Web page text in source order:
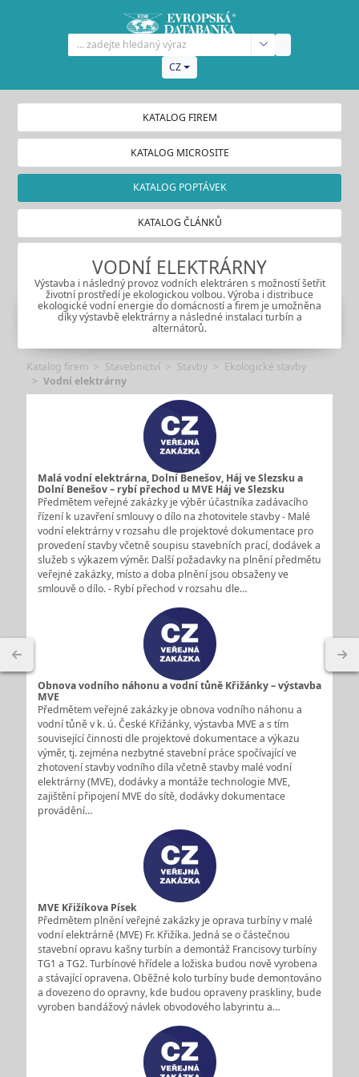
CZ
KATALOG FIREM
KATALOG MICROSITE
KATALOG POPTÁVEK
KATALOG ČLÁNKŮ
VODNÍ ELEKTRÁRNY
Výstavba i následný provoz vodních elektráren s možností šetřit
životní prostředí je ekologickou volbou. Výroba i distribuce
ekologické vodní energie do domácností a firem je umožněna
díky výstavbě elektrárny a následné instalaci turbín a
alternátorů.
Katalog firem Stavebnictví Stavby
Ekologické stavby
Vodní elektrárny
Malá vodní elektrárna, Dolní Benešov, Háj ve Slezsku a
Dolní Benešov – rybí přechod u MVE Háj ve Slezsku
Předmětem veřejné zakázky je výběr účastníka zadávacího
řízení k uzavření smlouvy o dílo na zhotovitele stavby - Malé
vodní elektrárny v rozsahu dle projektové dokumentace pro
provedení stavby včetně soupisu stavebních prací, dodávek a
služeb s výkazem výměr. Další požadavky na plnění předmětu
veřejné zakázky, místo a doba plnění jsou obsaženy ve
smlouvě o dílo. - Rybí přechod v rozsahu dle…
Obnova vodního náhonu a vodní tůně Křižánky – výstavba
MVE
Předmětem veřejné zakázky je obnova vodního náhonu a
vodní tůně v k. ú. České Křižánky, výstavba MVE a s tím
související činnosti dle projektové dokumentace a výkazu
výměr, tj. zejména nezbytné stavební práce spočívající ve
zhotovení stavby vodního díla včetně stavby malé vodní
elektrárny (MVE), dodávky a montáže technologie MVE,
zajištění připojení MVE do sítě, dodávky dokumentace
provádění…
MVE Křižíkova Písek
Předmětem plnění veřejné zakázky je oprava turbíny v malé
vodní elektrárně (MVE) Fr. Křižíka. Jedná se o částečnou
stavební opravu kašny turbín a demontáž Francisovy turbíny
TG1 a TG2. Turbínové hřídele a ložiska budou nově vyrobena
a stávající opravena. Oběžné kolo turbíny bude demontováno
a dovezeno do opravny, kde budou opraveny praskliny, bude
vyroben bandážový návlek obvodového labyrintu a…